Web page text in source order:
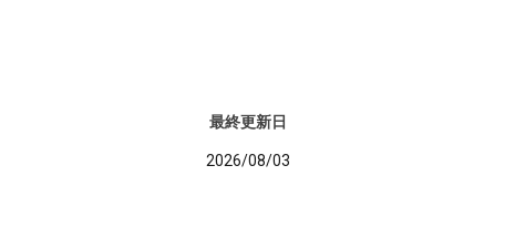
最終更新日
2026/08/03